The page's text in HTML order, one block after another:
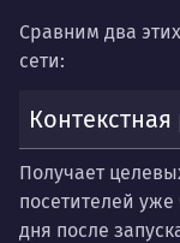
Сравним два
сети:
Получает
посетителей уже
дня после